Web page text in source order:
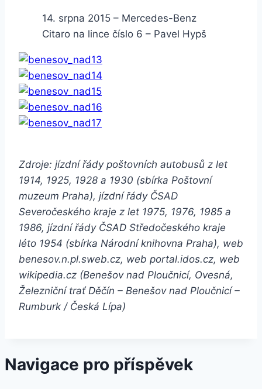
14. srpna 2015 – Mercedes-Benz
Citaro na lince číslo 6 – Pavel Hypš
Zdroje: jízdní řády poštovních autobusů z let
1914, 1925, 1928 a 1930 (sbírka Poštovní
muzeum Praha), jízdní řády ČSAD
Severočeského kraje z let 1975, 1976, 1985 a
1986, jízdní řády ČSAD Středočeského kraje
léto 1954 (sbírka Národní knihovna Praha), web
benesov.n.pl.sweb.cz, web portal.idos.cz, web
wikipedia.cz (Benešov nad Ploučnicí, Ovesná,
Železniční trať Děčín – Benešov nad Ploučnicí –
Rumburk / Česká Lípa)
Navigace pro příspěvek